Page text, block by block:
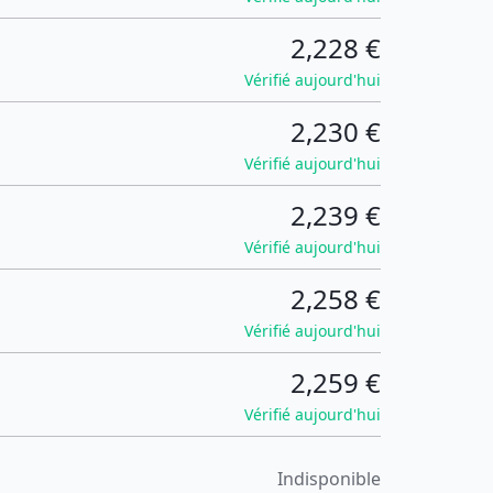
2,228 €
Vérifié aujourd'hui
2,230 €
Vérifié aujourd'hui
2,239 €
Vérifié aujourd'hui
2,258 €
Vérifié aujourd'hui
2,259 €
Vérifié aujourd'hui
Indisponible